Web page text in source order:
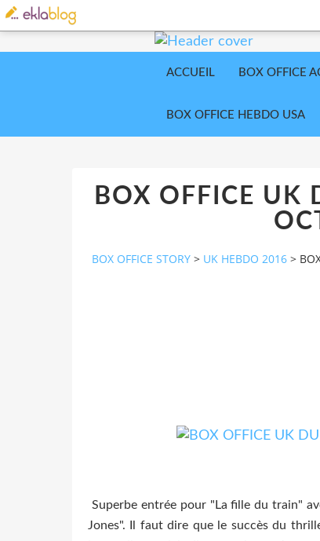
ACCUEIL BOX OFFICE
BOX OFFICE HEBDO USA
BOX OFFICE UK
BOX OFFICE STORY > UK HEBDO 2016 >
Superbe entrée pour "La fille du train"
Jones". Il faut dire que le succès du